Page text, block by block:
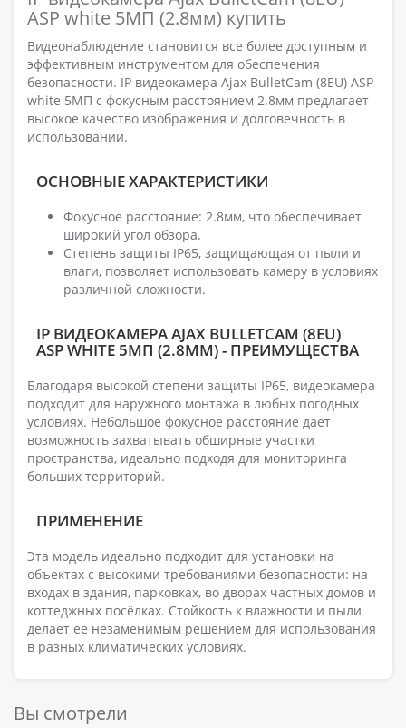
ASP white 5МП (2.8мм) купить
Видеонаблюдение становится все более доступным и
эффективным инструментом для обеспечения
безопасности. IP видеокамера Ajax BulletCam (8EU) ASP
white 5МП с фокусным расстоянием 2.8мм предлагает
высокое качество изображения и долговечность в
использовании.
ОСНОВНЫЕ ХАРАКТЕРИСТИКИ
Фокусное расстояние: 2.8мм, что обеспечивает
широкий угол обзора.
Степень защиты IP65, защищающая от пыли и
влаги, позволяет использовать камеру в условиях
различной сложности.
IP ВИДЕОКАМЕРА AJAX BULLETCAM (8EU)
ASP WHITE 5МП (2.8ММ) - ПРЕИМУЩЕСТВА
Благодаря высокой степени защиты IP65, видеокамера
подходит для наружного монтажа в любых погодных
условиях. Небольшое фокусное расстояние дает
возможность захватывать обширные участки
пространства, идеально подходя для мониторинга
больших территорий.
ПРИМЕНЕНИЕ
Эта модель идеально подходит для установки на
объектах с высокими требованиями безопасности: на
входах в здания, парковках, во дворах частных домов и
коттеджных посёлках. Стойкость к влажности и пыли
делает её незаменимым решением для использования
в разных климатических условиях.
Вы смотрели